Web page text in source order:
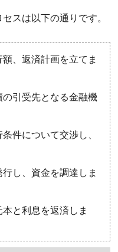
スは以下の通りです。
、返済計画を立てま
引受先となる金融機
件について交渉し、
し、資金を調達しま
と利息を返済しま